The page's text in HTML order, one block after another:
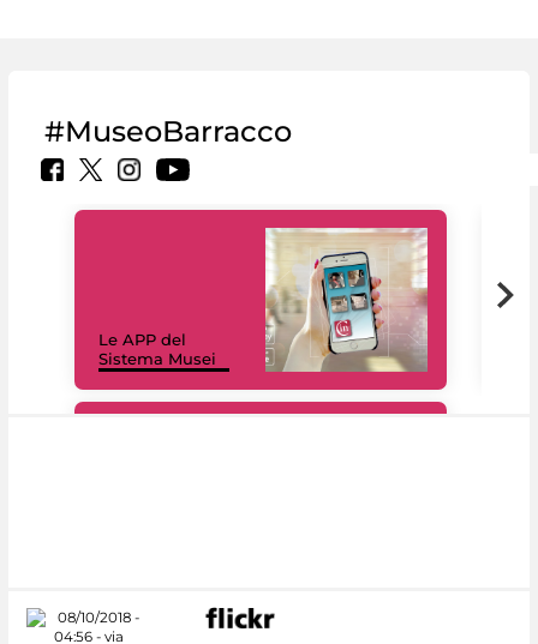
#MuseoBarracco
Le APP del
Sistema Musei